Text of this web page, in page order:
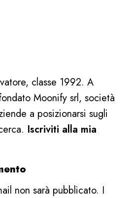
classe 1992. A
Moonify srl, società
a posizionarsi sugli
Iscriviti alla mia
non sarà pubblicato. I